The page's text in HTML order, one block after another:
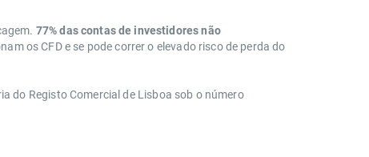
77% das contas de investidores não
os CFD e se pode correr o elevado risco de perda do
do Registo Comercial de Lisboa sob o número